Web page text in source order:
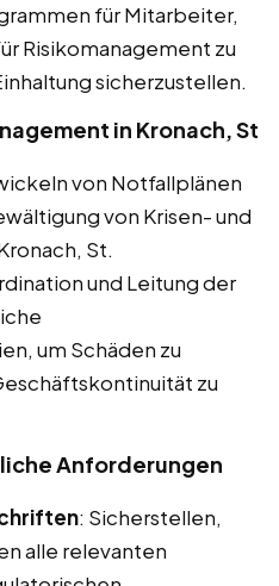
für Mitarbeiter,
Risikomanagement zu
sicherzustellen.
in Kronach, St
von Notfallplänen
von Krisen- und
St.
und Leitung der
um Schäden zu
zu
Anforderungen
: Sicherstellen,
alle relevanten